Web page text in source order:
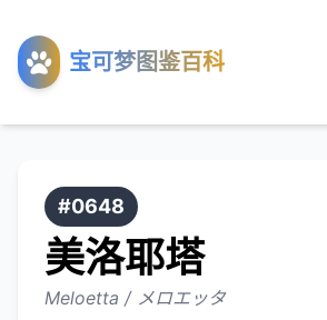
宝可梦图鉴百科
工具
关于
#0648
美洛耶塔
Meloetta / メロエッタ